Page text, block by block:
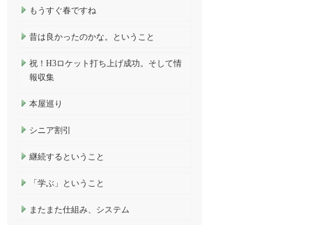
もうすぐ春ですね
昔は良かったのかな。ということ
祝！H3ロケット打ち上げ成功。そして情
報収集
本屋巡り
シニア割引
継続するということ
「学ぶ」ということ
またまた仕組み、システム